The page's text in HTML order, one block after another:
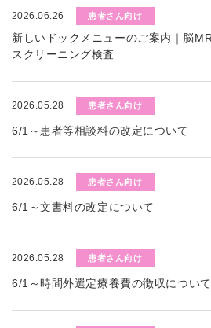
2026.06.26 患者さん向け
新しいドックメニューのご案内｜脳
スクリーニング検査
2026.05.28 患者さん向け
6/1～患者等相談料の改定について
2026.05.28 患者さん向け
6/1～文書料の改定について
2026.05.28 患者さん向け
6/1～時間外選定療養費の徴収について